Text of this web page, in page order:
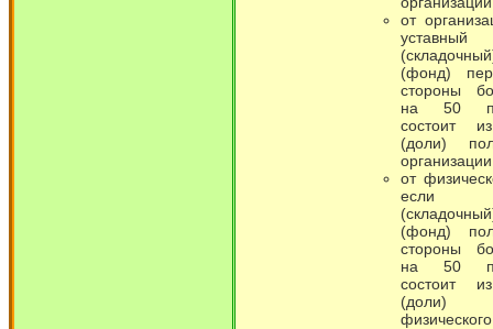
от
уставный
(фонд)
стороны
на 50
состоит
(доли)
от
если
(фонд)
стороны
на 50
состоит
(доли)